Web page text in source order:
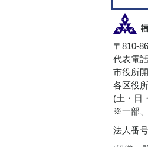
〒810-
代表電
市役所
各区役
(土・日
※一部
法人番